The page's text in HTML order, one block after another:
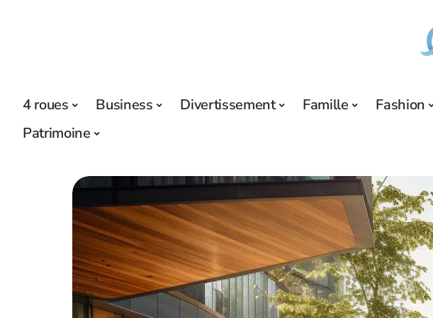
4 roues Business Divertissement Famille Fashion
Patrimoine